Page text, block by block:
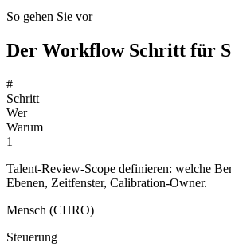
So gehen Sie vor
Der Workflow Schritt für
#
Schritt
Wer
Warum
1
Talent-Review-Scope definieren: welche
Ebenen, Zeitfenster, Calibration-Owner.
Mensch (CHRO)
Steuerung